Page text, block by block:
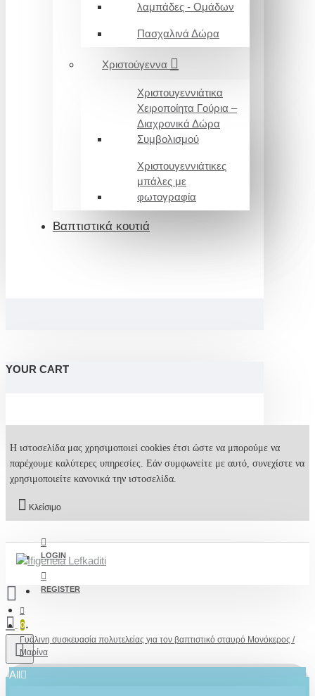
λαμπάδες - Ομάδων
Πασχαλινά Δώρα
Χριστούγεννα
Χριστουγεννιάτικα
Χειροποίητα Γούρια –
Διαχρονικά Δώρα
Συμβολισμού
Χριστουγεννιάτικες
μπάλες με
φωτογραφία
Βαπτιστικά κουτιά
YOUR CART
Η ιστοσελίδα μας χρησιμοποιεί cookies έτσι ώστε να μπορούμε να
παρέχουμε καλύτερες υπηρεσίες. Εάν συμφωνείτε με αυτό, συνεχίστε να
χρησιμοποιείτε κανονικά την ιστοσελίδα.
Κλείσιμο
LOGIN
REGISTER
0
All
Γυάλινη συσκευασία πολυτελείας για τον βαπτιστικό σταυρό Μονόκερος /
Μαρίνα